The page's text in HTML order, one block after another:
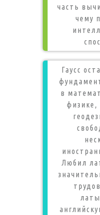
часть
чему
Гаусс
в
физике,
Любил